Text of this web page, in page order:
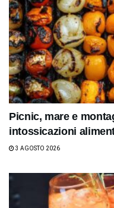
Picnic, mare e
intossicazioni
3 AGOSTO 2026